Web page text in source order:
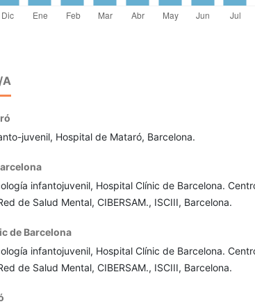
A
juvenil, Hospital de Mataró, Barcelona.
infantojuvenil, Hospital Clínic de Barcelona.
de Salud Mental, CIBERSAM., ISCIII, Barcelona.
de Barcelona
infantojuvenil, Hospital Clínic de Barcelona.
de Salud Mental, CIBERSAM., ISCIII, Barcelona.